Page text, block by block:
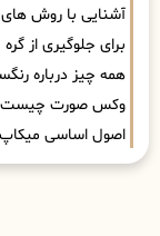
آشنایی با روش
برای جلوگیری از
همه چیز درباره
وکس صورت چیست و
اصول اساسی میکاپ